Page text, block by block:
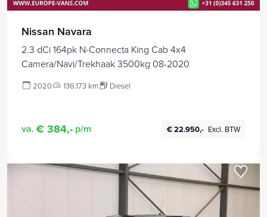
Nissan Navara
2.3 dCi 164pk N-Connecta King Cab 4x4
Camera/Navi/Trekhaak 3500kg 08-2020
2020 136.173 km Diesel
va. € 384,- p/m € 22.950,- Excl. BTW